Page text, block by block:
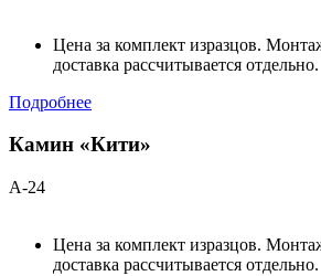
Цена за комплект изразцов.
доставка рассчитывается отдельно.
Подробнее
Камин «Кити»
А-24
Цена за комплект изразцов.
доставка рассчитывается отдельно.